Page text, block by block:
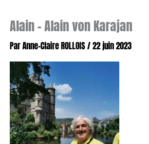
Alain – Alain von Karajan
ParAnne-Claire ROLLOIS/22 juin 2023